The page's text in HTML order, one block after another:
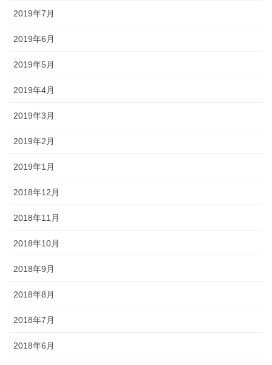
2019年7月
2019年6月
2019年5月
2019年4月
2019年3月
2019年2月
2019年1月
2018年12月
2018年11月
2018年10月
2018年9月
2018年8月
2018年7月
2018年6月